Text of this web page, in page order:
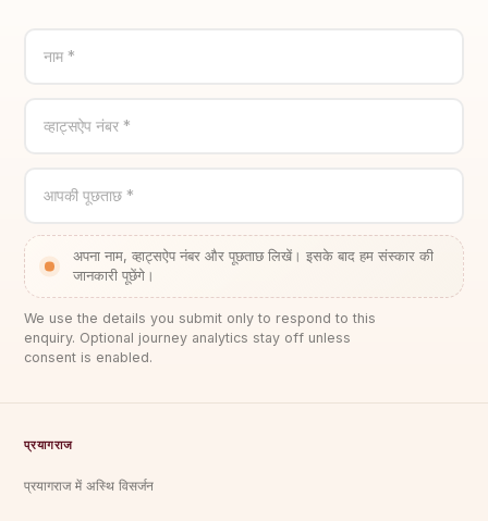
नाम *
व्हाट्सऐप नंबर *
आपकी पूछताछ *
अपना नाम, व्हाट्सऐप नंबर और पूछताछ लिखें। इसके बाद हम संस्कार की
जानकारी पूछेंगे।
We use the details you submit only to respond to this
enquiry. Optional journey analytics stay off unless
consent is enabled.
प्रयागराज
प्रयागराज में अस्थि विसर्जन